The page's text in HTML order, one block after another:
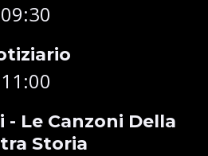
09:30
11:00
- Le Canzoni Della
Storia